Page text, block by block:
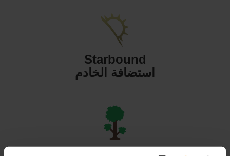
Starbound
استضافة الخادم